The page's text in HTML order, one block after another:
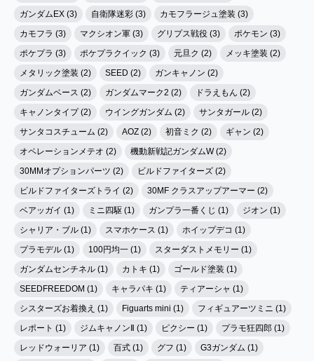
ガンダムEX (3)
自衛隊迷彩 (3)
カモフラージュ塗装 (3)
カモフラ (3)
マクシオン軍 (3) グリプス戦役 (3)
ポケモン (3)
ポケプラ (3)
ポケプラクイック (3) 元旦ク (2)
メッキ塗装 (2)
メタリック塗装 (2)
SEED (2)
ガンキャノン (2)
ガンダムベース (2)
ガンダムマーク2 (2)
ドラえもん (2)
キャノンタイプ (2)
ウイングガンダム (2)
サンタガール (2)
サンタコスチューム (2)
AOZ (2) 初音ミク (2)
ギャン (2)
オペレーションメテオ (2)
機動新戦記ガンダムW (2)
30MMオプションパーツ (2)
ビルドファイターズ (2)
ビルドファイターズトライ (2)
30MF クラスアップアーマー (2)
ベアッガイ (1)
ミニ四駆 (1) ガンプラ一番くじ (1)
ジオン (1)
シャリア・ブル (1)
スマホケース (1)
ホイップデコ (1)
プラモデル (1)
100円均一 (1)
スターダストメモリー (1)
ガンダムセンチネル (1)
カトキ (1)
ゴールド塗装 (1)
SEEDFREEDOM (1)
キャラパキ (1)
ティアーシャ (1)
シスターズお着換え (1)
Figuarts mini (1)
フィギュアーツミニ (1)
レポート (1)
ジムキャノンⅡ (1) ピクシー (1)
プラモ狂四郎 (1)
レッドウォーリア (1)
百式 (1) グフ (1)
G3ガンダム (1)